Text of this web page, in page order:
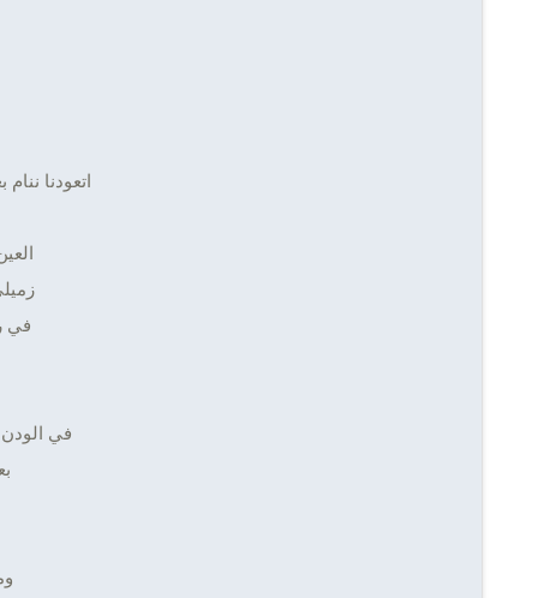
اتعودنا
في
في